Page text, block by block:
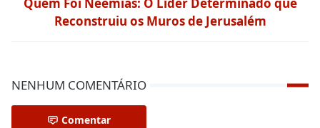
Quem Foi Neemias: O Líder Determinado que
Reconstruiu os Muros de Jerusalém
NENHUM COMENTÁRIO
Comentar